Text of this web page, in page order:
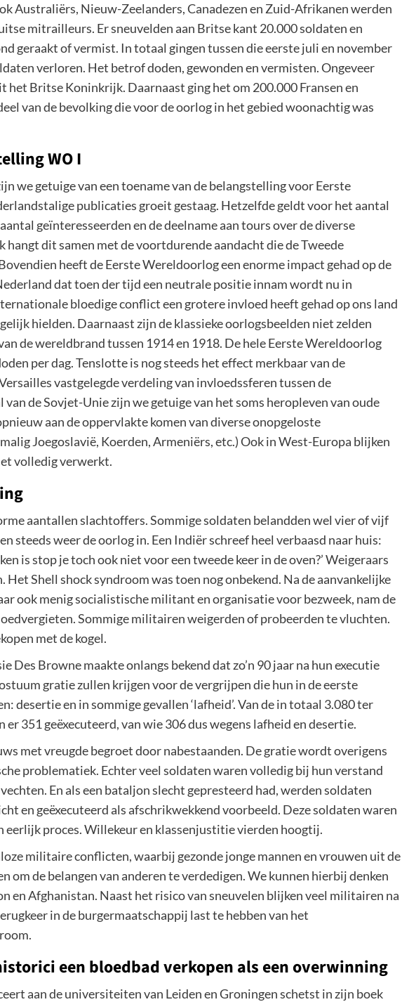
Australiërs, Nieuw-Zeelanders, Canadezen en Zuid-Afrikanen werden
mitrailleurs. Er sneuvelden aan Britse kant 20.000 soldaten en
geraakt of vermist. In totaal gingen tussen die eerste juli en november
verloren. Het betrof doden, gewonden en vermisten. Ongeveer
het Britse Koninkrijk. Daarnaast ging het om 200.000 Fransen en
van de bevolking die voor de oorlog in het gebied woonachtig was
WO I
we getuige van een toename van de belangstelling voor Eerste
publicaties groeit gestaag. Hetzelfde geldt voor het aantal
geïnteresseerden en de deelname aan tours over de diverse
dit samen met de voortdurende aandacht die de Tweede
heeft de Eerste Wereldoorlog een enorme impact gehad op de
dat toen der tijd een neutrale positie innam wordt nu in
bloedige conflict een grotere invloed heeft gehad op ons land
hielden. Daarnaast zijn de klassieke oorlogsbeelden niet zelden
de wereldbrand tussen 1914 en 1918. De hele Eerste Wereldoorlog
per dag. Tenslotte is nog steeds het effect merkbaar van de
vastgelegde verdeling van invloedssferen tussen de
de Sovjet-Unie zijn we getuige van het soms heropleven van oude
aan de oppervlakte komen van diverse onopgeloste
Joegoslavië, Koerden, Armeniërs, etc.) Ook in West-Europa blijken
volledig verwerkt.
aantallen slachtoffers. Sommige soldaten belandden wel vier of vijf
steeds weer de oorlog in. Een Indiër schreef heel verbaasd naar huis:
is stop je toch ook niet voor een tweede keer in de oven?’ Weigeraars
Shell shock syndroom was toen nog onbekend. Na de aanvankelijke
ook menig socialistische militant en organisatie voor bezweek, nam de
Sommige militairen weigerden of probeerden te vluchten.
met de kogel.
Des Browne maakte onlangs bekend dat zo’n 90 jaar na hun executie
gratie zullen krijgen voor de vergrijpen die hun in de eerste
desertie en in sommige gevallen ‘lafheid’. Van de in totaal 3.080 ter
351 geëxecuteerd, van wie 306 dus wegens lafheid en desertie.
met vreugde begroet door nabestaanden. De gratie wordt overigens
problematiek. Echter veel soldaten waren volledig bij hun verstand
En als een bataljon slecht gepresteerd had, werden soldaten
en geëxecuteerd als afschrikwekkend voorbeeld. Deze soldaten waren
eerlijk proces. Willekeur en klassenjustitie vierden hoogtij.
militaire conflicten, waarbij gezonde jonge mannen en vrouwen uit de
om de belangen van anderen te verdedigen. We kunnen hierbij denken
en Afghanistan. Naast het risico van sneuvelen blijken veel militairen na
in de burgermaatschappij last te hebben van het
een bloedbad verkopen als een overwinning
aan de universiteiten van Leiden en Groningen schetst in zijn boek